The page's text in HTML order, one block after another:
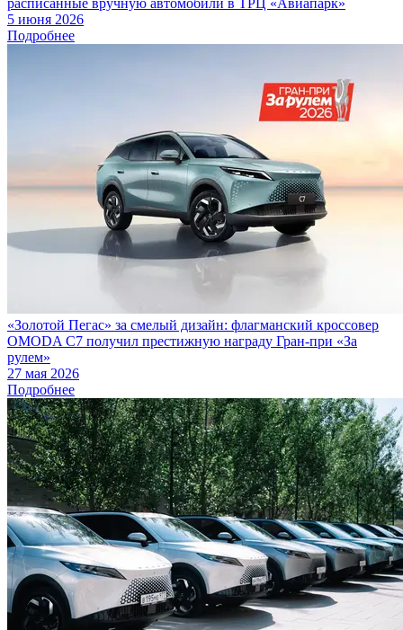
5 июня 2026
Подробнее
«Золотой Пегас» за смелый дизайн: флагманский кроссовер
OMODA C7 получил престижную награду Гран-при «За
рулем»
27 мая 2026
Подробнее